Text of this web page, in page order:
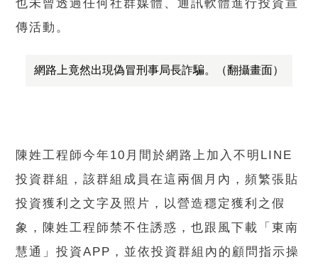
也未曾透過任何社群媒體、通訊軟體進行投資宣
傳活動。
網路上竟然出現偽冒刑事局長詐騙。（翻攝畫面）
陳姓工程師今年10月間於網路上加入不明LINE
投資群組，該群組成員在這兩個月內，頻繁張貼
投資獲利之文字及照片，以營造穩定獲利之假
象，陳姓工程師禁不住誘惑，也跟風下載「東南
慧通」投資APP，並依投資群組內的顧問指示操